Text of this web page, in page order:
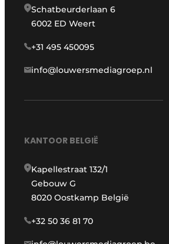
Schatbeurderlaan 6
6002 ED Weert
+31 495 450095
info@louwersmediagroep.nl
KANTOOR BELGIË
Kapellestraat 132/1
Gebouw G
8020 Oostkamp België
+32 50 36 81 70